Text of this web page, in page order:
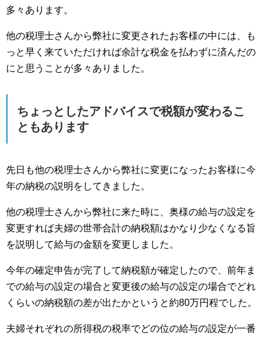
多々あります。
他の税理士さんから弊社に変更されたお客様の中には、も
っと早く来ていただければ余計な税金を払わずに済んだの
にと思うことが多々ありました。
ちょっとしたアドバイスで税額が変わるこ
ともあります
先日も他の税理士さんから弊社に変更になったお客様に今
年の納税の説明をしてきました。
他の税理士さんから弊社に来た時に、奥様の給与の設定を
変更すれば夫婦の世帯合計の納税額はかなり少なくなる旨
を説明して給与の金額を変更しました。
今年の確定申告が完了して納税額が確定したので、前年ま
での給与の設定の場合と変更後の給与の設定の場合でどれ
くらいの納税額の差が出たかというと約80万円程でした。
夫婦それぞれの所得税の税率でどの位の給与の設定が一番